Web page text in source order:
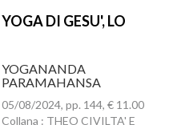
YOGA DI GESU', LO
YOGANANDA
PARAMAHANSA
05/08/2024, pp. 144, € 11.00
Collana : THEO CIVILTA' E